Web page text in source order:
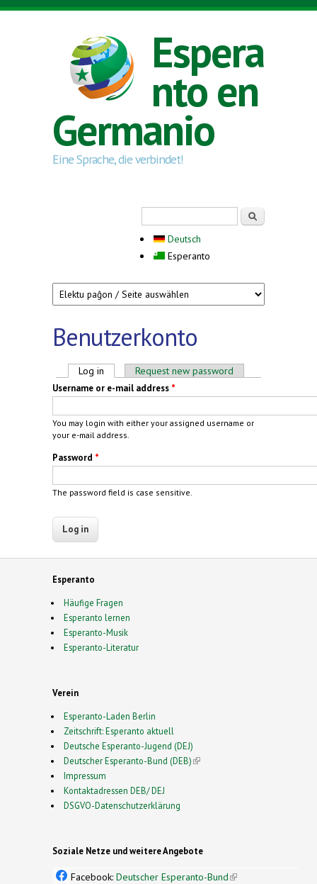
Skip to main content
Espera
nto en
Germanio
Eine Sprache, die verbindet!
Deutsch
Esperanto
Benutzerkonto
Primary tabs
Log in (active tab)Request new password
Username or e-mail address *
You may login with either your assigned username or
your e-mail address.
Password *
The password field is case sensitive.
Esperanto
Häufige Fragen
Esperanto lernen
Esperanto-Musik
Esperanto-Literatur
Verein
Esperanto-Laden Berlin
Zeitschrift: Esperanto aktuell
Deutsche Esperanto-Jugend (DEJ)
Deutscher Esperanto-Bund (DEB)(link is external)
Impressum
Kontaktadressen DEB/ DEJ
DSGVO-Datenschutzerklärung
Soziale Netze und weitere Angebote
Facebook: Deutscher Esperanto-Bund(link is